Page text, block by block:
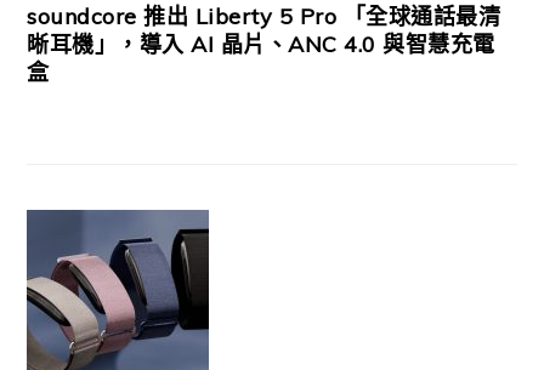
soundcore 推出 Liberty 5 Pro 「全球通話最清
晰耳機」，導入 AI 晶片、ANC 4.0 與智慧充電
盒